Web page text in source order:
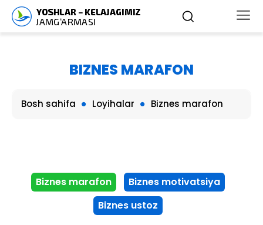
BIZNES MARAFON
Bosh sahifa Loyihalar Biznes marafon
Biznes marafon
Biznes motivatsiya
Biznes ustoz